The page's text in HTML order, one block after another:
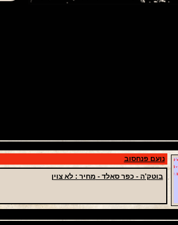
נועם פנחסוב
בוטק'ה - כפר סאלד - מחיר : לא צוין